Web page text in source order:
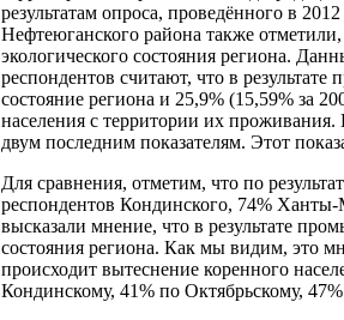
результатам опроса, проведённого в
Нефтеюганского района также
экологического состояния региона.
респондентов считают, что в
состояние региона и 25,9% (15,59% за
населения с территории их
двум последним показателям. Этот
Для сравнения, отметим, что по
респондентов Кондинского, 74%
высказали мнение, что в результате
состояния региона. Как мы видим, это
происходит вытеснение коренного
Кондинскому, 41% по Октябрьскому,